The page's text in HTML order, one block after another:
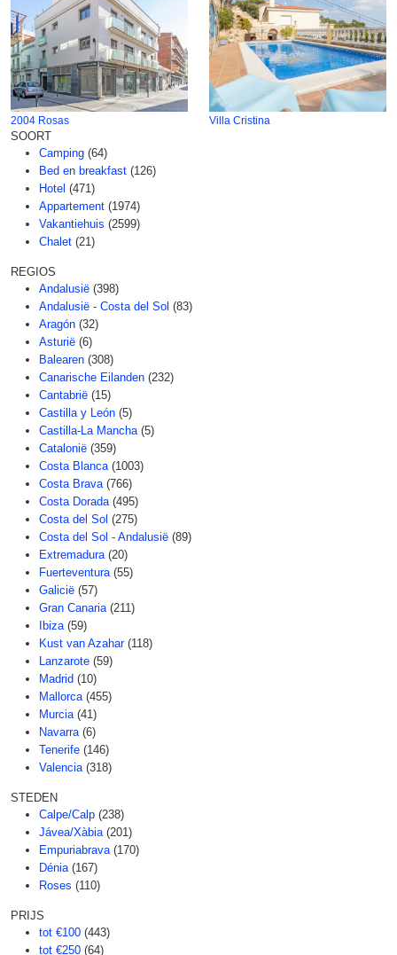
2004 Rosas Villa Cristina
SOORT
Camping (64)
Bed en breakfast (126)
Hotel (471)
Appartement (1974)
Vakantiehuis (2599)
Chalet (21)
REGIOS
Andalusië (398)
Andalusië - Costa del Sol (83)
Aragón (32)
Asturië (6)
Balearen (308)
Canarische Eilanden (232)
Cantabrië (15)
Castilla y León (5)
Castilla-La Mancha (5)
Catalonië (359)
Costa Blanca (1003)
Costa Brava (766)
Costa Dorada (495)
Costa del Sol (275)
Costa del Sol - Andalusië (89)
Extremadura (20)
Fuerteventura (55)
Galicië (57)
Gran Canaria (211)
Ibiza (59)
Kust van Azahar (118)
Lanzarote (59)
Madrid (10)
Mallorca (455)
Murcia (41)
Navarra (6)
Tenerife (146)
Valencia (318)
STEDEN
Calpe/Calp (238)
Jávea/Xàbia (201)
Empuriabrava (170)
Dénia (167)
Roses (110)
PRIJS
tot €100 (443)
tot €250 (64)